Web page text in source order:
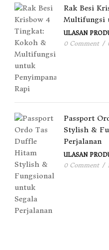
Rak Besi
Multifungsi
ULASAN
0 Comment /
Passport
Stylish &
Perjalanan
ULASAN
0 Comment /